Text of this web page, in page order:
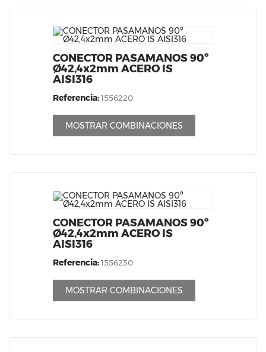
CONECTOR PASAMANOS 90º
Ø42,4x2mm ACERO IS
AISI316
Referencia:1556220
MOSTRAR COMBINACIONES
CONECTOR PASAMANOS 90º
Ø42,4x2mm ACERO IS
AISI316
Referencia:1556230
MOSTRAR COMBINACIONES